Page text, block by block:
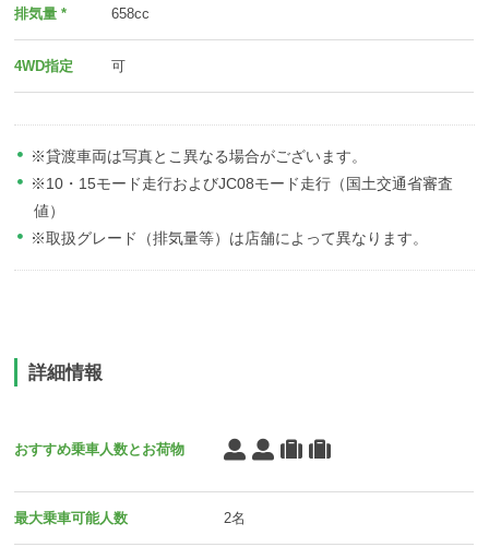
排気量 * 658cc
4WD指定 可
※貸渡車両は写真とこ異なる場合がございます。
※10・15モード走行およびJC08モード走行（国土交通省審査
値）
※取扱グレード（排気量等）は店舗によって異なります。
詳細情報
おすすめ乗車人数とお荷物
最大乗車可能人数 2名